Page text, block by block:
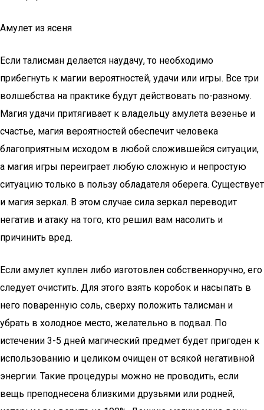
Амулет из ясеня
Если талисман делается наудачу, то необходимо
прибегнуть к магии вероятностей, удачи или игры. Все три
волшебства на практике будут действовать по-разному.
Магия удачи притягивает к владельцу амулета везенье и
счастье, магия вероятностей обеспечит человека
благоприятным исходом в любой сложившейся ситуации,
а магия игры переиграет любую сложную и непростую
ситуацию только в пользу обладателя оберега. Существует
и магия зеркал. В этом случае сила зеркал переводит
негатив и атаку на того, кто решил вам насолить и
причинить вред.
Если амулет куплен либо изготовлен собственноручно, его
следует очистить. Для этого взять коробок и насыпать в
него поваренную соль, сверху положить талисман и
убрать в холодное место, желательно в подвал. По
истечении 3-5 дней магический предмет будет пригоден к
использованию и целиком очищен от всякой негативной
энергии. Такие процедуры можно не проводить, если
вещь преподнесена близкими друзьями или родней,